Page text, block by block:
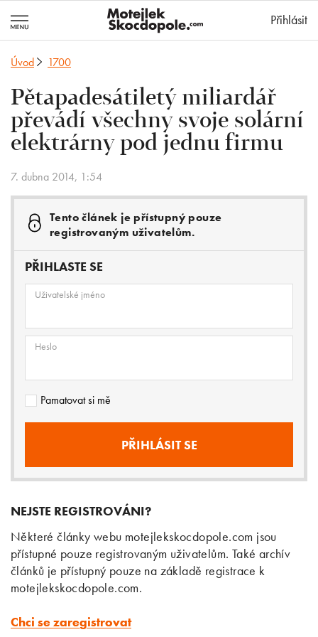
Přihlásit
Úvod 1700
Pětapadesátiletý miliardář
převádí všechny svoje solární
elektrárny pod jednu firmu
7. dubna 2014, 1:54
Tento článek je přístupný pouze
registrovaným uživatelům.
PŘIHLASTE SE
Uživatelské jméno
Heslo
Pamatovat si mě
NEJSTE REGISTROVÁNI?
Některé články webu motejlekskocdopole.com jsou
přístupné pouze registrovaným uživatelům. Také archív
článků je přístupný pouze na základě registrace k
motejlekskocdopole.com.
Chci se zaregistrovat